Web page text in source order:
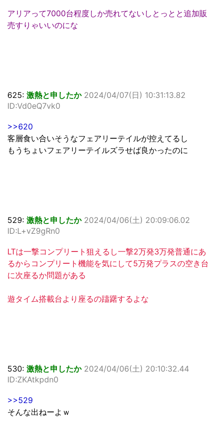
アリアって7000台程度しか売れてないしとっとと追加販
売すりゃいいのにな
625: 激熱と申したか 2024/04/07(日) 10:31:13.82
ID:Vd0eQ7vk0
>>620
客層食い合いそうなフェアリーテイルが控えてるし
もうちょいフェアリーテイルズラせば良かったのに
529: 激熱と申したか 2024/04/06(土) 20:09:06.02
ID:L+vZ9gRn0
LTは一撃コンプリート狙えるし一撃2万発3万発普通にあ
るからコンプリート機能を気にして5万発プラスの空き台
に次座るか問題がある
遊タイム搭載台より座るの躊躇するよな
530: 激熱と申したか 2024/04/06(土) 20:10:32.44
ID:ZKAtkpdn0
>>529
そんな出ねーよｗ